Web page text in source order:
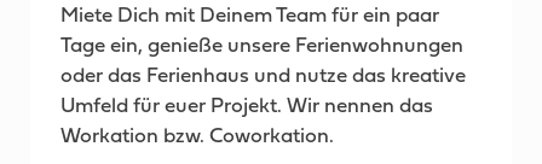
Miete Dich mit Deinem Team für ein paar
Tage ein, genieße unsere Ferienwohnungen
oder das Ferienhaus und nutze das kreative
Umfeld für euer Projekt. Wir nennen das
Workation bzw. Coworkation.